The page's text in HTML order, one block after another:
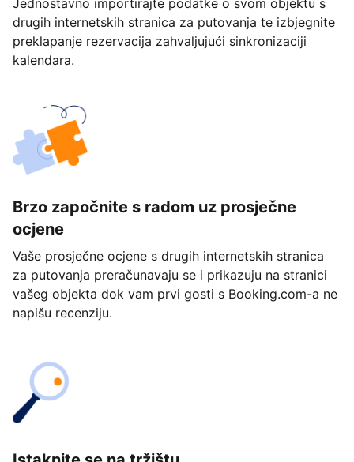
Jednostavno importirajte podatke o svom objektu s
drugih internetskih stranica za putovanja te izbjegnite
preklapanje rezervacija zahvaljujući sinkronizaciji
kalendara.
Brzo započnite s radom uz prosječne
ocjene
Vaše prosječne ocjene s drugih internetskih stranica
za putovanja preračunavaju se i prikazuju na stranici
vašeg objekta dok vam prvi gosti s Booking.com-a ne
napišu recenziju.